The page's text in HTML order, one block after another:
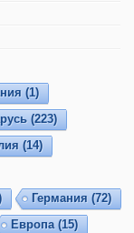
(1)
(223)
(14)
Германия (72)
Европа(15)